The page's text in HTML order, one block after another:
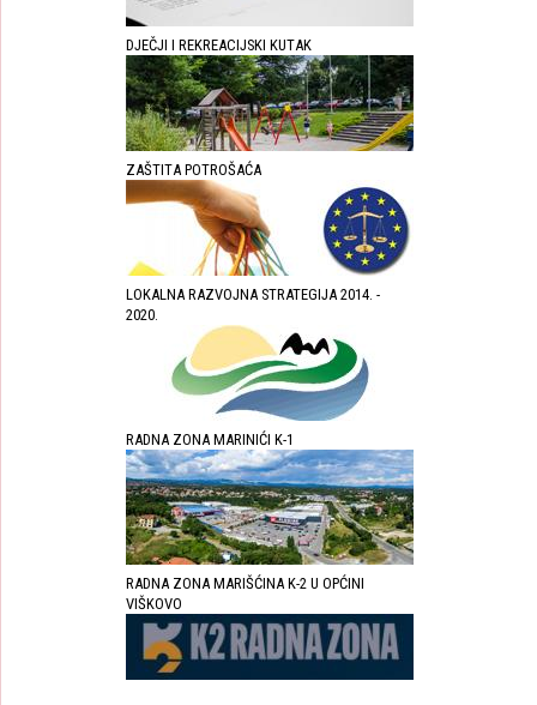
DJEČJI I REKREACIJSKI KUTAK
ZAŠTITA POTROŠAĆA
LOKALNA RAZVOJNA STRATEGIJA 2014. -
2020.
RADNA ZONA MARINIĆI K-1
RADNA ZONA MARIŠĆINA K-2 U OPĆINI
VIŠKOVO